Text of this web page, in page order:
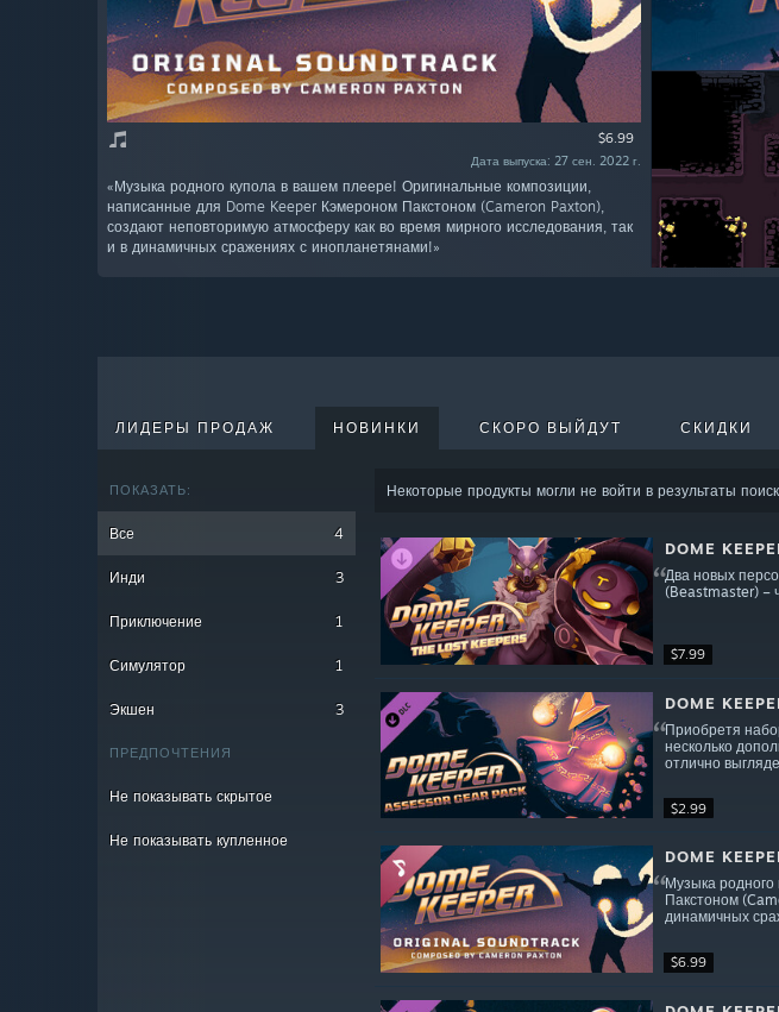
$6.99
Дата выпуска: 27 сен. 2022 г.
«Музыка родного купола в вашем плеере! Оригинальные композиции,
написанные для Dome Keeper Кэмероном Пакстоном (Cameron Paxton),
создают неповторимую атмосферу как во время мирного исследования, так
и в динамичных сражениях с инопланетянами!»
ЛИДЕРЫ ПРОДАЖ НОВИНКИ СКОРО ВЫЙДУТ СКИДКИ
ПОКАЗАТЬ:
Все 4
Инди 3
Приключение 1
Симулятор 1
Экшен 3
ПРЕДПОЧТЕНИЯ
Не показывать скрытое
Не показывать купленное
Некоторые продукты могли не войти в результаты
$7.99
DOME
Два новых
(Beastmaster) –
$2.99
DOME
Приобретя
несколько
отлично
$6.99
DOME
Музыка
Пакстоном
динамичных